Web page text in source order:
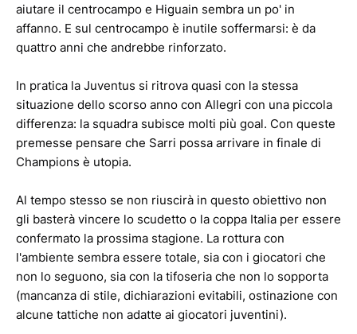
aiutare il centrocampo e Higuain sembra un po' in
affanno. E sul centrocampo è inutile soffermarsi: è da
quattro anni che andrebbe rinforzato.
In pratica la Juventus si ritrova quasi con la stessa
situazione dello scorso anno con Allegri con una piccola
differenza: la squadra subisce molti più goal. Con queste
premesse pensare che Sarri possa arrivare in finale di
Champions è utopia.
Al tempo stesso se non riuscirà in questo obiettivo non
gli basterà vincere lo scudetto o la coppa Italia per essere
confermato la prossima stagione. La rottura con
l'ambiente sembra essere totale, sia con i giocatori che
non lo seguono, sia con la tifoseria che non lo sopporta
(mancanza di stile, dichiarazioni evitabili, ostinazione con
alcune tattiche non adatte ai giocatori juventini).